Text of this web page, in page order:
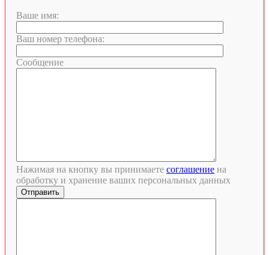
Ваше имя:
Ваш номер телефона:
Сообщение
Нажимая на кнопку вы принимаете соглашение на
обработку и хранение ваших персональных данных